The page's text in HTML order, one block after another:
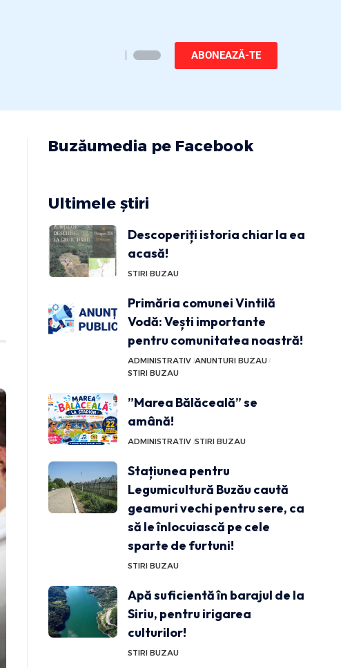
ABONEAZĂ-TE
Buzăumedia pe Facebook
Ultimele știri
Descoperiți istoria chiar la ea
acasă!
STIRI BUZAU
Primăria comunei Vintilă
Vodă: Vești importante
pentru comunitatea noastră!
ADMINISTRATIV ANUNTURI BUZAU
STIRI BUZAU
”Marea Bălăceală” se
amână!
ADMINISTRATIV STIRI BUZAU
Stațiunea pentru
Legumicultură Buzău caută
geamuri vechi pentru sere, ca
să le înlocuiască pe cele
sparte de furtuni!
STIRI BUZAU
Apă suficientă în barajul de la
Siriu, pentru irigarea
culturilor!
STIRI BUZAU